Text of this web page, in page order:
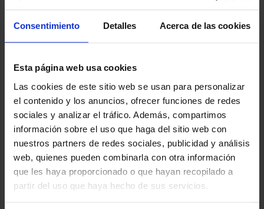
Consentimiento Detalles Acerca de las cookies
Esta página web usa cookies
Las cookies de este sitio web se usan para personalizar
el contenido y los anuncios, ofrecer funciones de redes
sociales y analizar el tráfico. Además, compartimos
información sobre el uso que haga del sitio web con
nuestros partners de redes sociales, publicidad y análisis
web, quienes pueden combinarla con otra información
que les haya proporcionado o que hayan recopilado a
partir del uso que haya hecho de sus servicios.
Actualidad jurídica
La empresa sabía de los tratamientos de fertilidad del
empleado y su pareja,
pero al conocer que este iba a ser
padre lo despidió.